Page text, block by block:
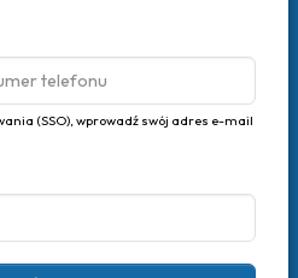
(SSO), wprowadź swój adres e-mail